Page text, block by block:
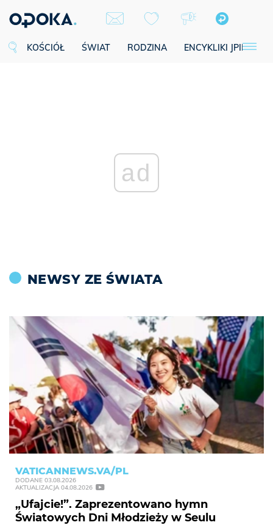
KOŚCIÓŁ ŚWIAT RODZINA ENCYKLIKI JPII
ad
NEWSY ZE ŚWIATA
VATICANNEWS.VA/PL
DODANE 03.08.2026
AKTUALIZACJA 04.08.2026
„Ufajcie!”. Zaprezentowano hymn
Światowych Dni Młodzieży w Seulu